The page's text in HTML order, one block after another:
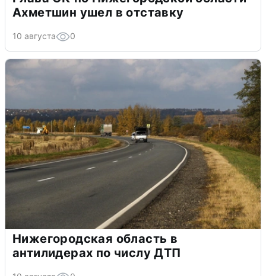
Ахметшин ушел в отставку
10 августа 0
Нижегородская область в
антилидерах по числу ДТП